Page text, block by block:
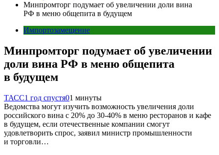
Минпромторг подумает об увеличении доли вина
РФ в меню общепита в будущем
Импортозамещение
Минпромторг подумает об увеличении
доли вина РФ в меню общепита
в будущем
ТАСС1 год спустя01 минуты
Ведомства могут изучить возможность увеличения доли
российского вина с 20% до 30-40% в меню ресторанов и кафе
в будущем, если отечественные компании смогут
удовлетворить спрос, заявил министр промышленности
и торговли…